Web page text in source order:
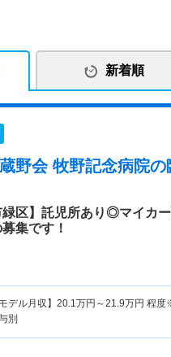
新着順
野会 牧野記念病院の
緑区】託児所あり◎マイカ
集です！
モデル月収】 20.1万円～21.9万円 程度
別